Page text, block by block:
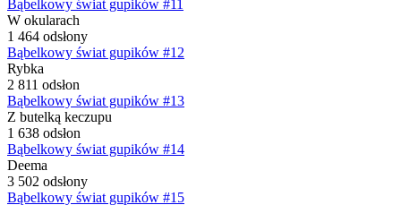
Bąbelkowy świat gupików #11
W okularach
1 464 odsłony
Bąbelkowy świat gupików #12
Rybka
2 811 odsłon
Bąbelkowy świat gupików #13
Z butelką keczupu
1 638 odsłon
Bąbelkowy świat gupików #14
Deema
3 502 odsłony
Bąbelkowy świat gupików #15